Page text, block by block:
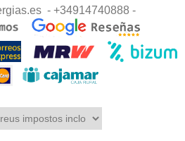
- +34914740888 -